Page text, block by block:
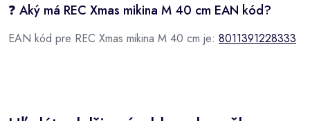
❓ Aký má REC Xmas mikina M 40 cm EAN kód?
EAN kód pre REC Xmas mikina M 40 cm je: 8011391228333